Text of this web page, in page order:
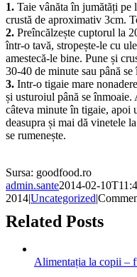
1. Taie vânăta în jumătăți pe
crustă de aproximativ 3cm.
2. Preîncălzește cuptorul la
într-o tavă, stropește-le cu
amestecă-le bine. Pune și
30-40 de minute sau până
3. Intr-o tigaie mare
și usturoiul până se înmoaie.
câteva minute în tigaie, apoi
deasupra și mai dă vinetele
se rumenește.
Sursa: goodfood.ro
admin.sante2014-02-
2014|Uncategorized|
Related Posts
Alimentația la copii –